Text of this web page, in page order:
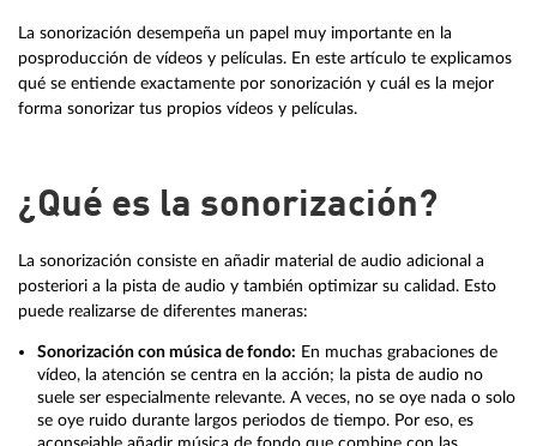
La sonorización desempeña un papel muy importante en la
posproducción de vídeos y películas. En este artículo te explicamos
qué se entiende exactamente por sonorización y cuál es la mejor
forma sonorizar tus propios vídeos y películas.
¿Qué es la sonorización?
La sonorización consiste en añadir material de audio adicional a
posteriori a la pista de audio y también optimizar su calidad. Esto
puede realizarse de diferentes maneras:
Sonorización con música de fondo: En muchas grabaciones de
vídeo, la atención se centra en la acción; la pista de audio no
suele ser especialmente relevante. A veces, no se oye nada o solo
se oye ruido durante largos periodos de tiempo. Por eso, es